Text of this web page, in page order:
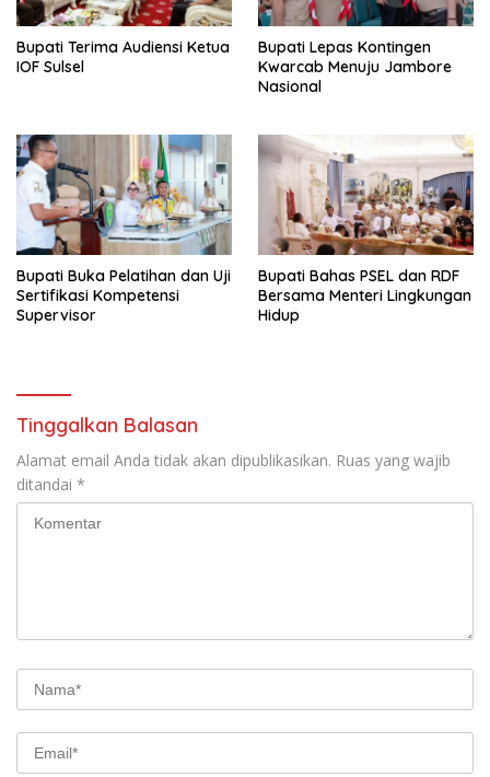
Bupati Terima Audiensi Ketua
IOF Sulsel
Bupati Lepas Kontingen
Kwarcab Menuju Jambore
Nasional
Bupati Buka Pelatihan dan Uji
Sertifikasi Kompetensi
Supervisor
Bupati Bahas PSEL dan RDF
Bersama Menteri Lingkungan
Hidup
Tinggalkan Balasan
Alamat email Anda tidak akan dipublikasikan. Ruas yang wajib
ditandai *